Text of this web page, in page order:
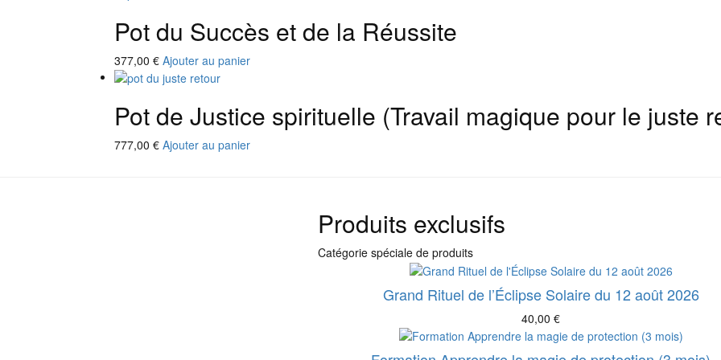
Pot du Succès et de la Réussite
377,00 € Ajouter au panier
Pot de Justice spirituelle (Travail magique pour le juste
777,00 € Ajouter au panier
Produits exclusifs
Catégorie spéciale de produits
Grand Rituel de l’Éclipse Solaire du 12 août 2026
40,00 €